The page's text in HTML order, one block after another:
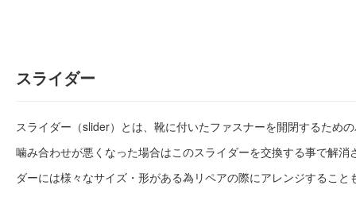
スライダー
スライダー（slider）とは、靴に付いたファスナーを開閉するため
噛み合わせが悪くなった場合はこのスライダーを交換する事で解消
ダーには様々なサイズ・形がある為リペアの際にアレンジすること